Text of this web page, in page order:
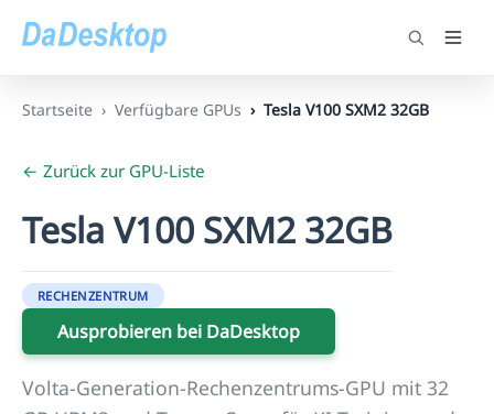
Startseite Verfügbare GPUs Tesla V100 SXM2 32GB
← Zurück zur GPU-Liste
Tesla V100 SXM2 32GB
RECHENZENTRUM
Ausprobieren bei DaDesktop
Volta-Generation-Rechenzentrums-GPU mit 32